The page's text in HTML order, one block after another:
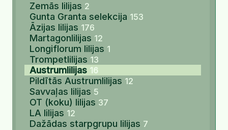
Zemās lilijas 2
Gunta Granta selekcija 153
Āzijas lilijas 176
Martagonlilijas 12
Longiflorum lilijas 1
Trompetlilijas 13
Austrumlilijas 16
Pildītās Austrumlilijas 12
Savvaļas lilijas 5
OT (koku) lilijas 37
LA lilijas 12
Dažādas starpgrupu lilijas 7